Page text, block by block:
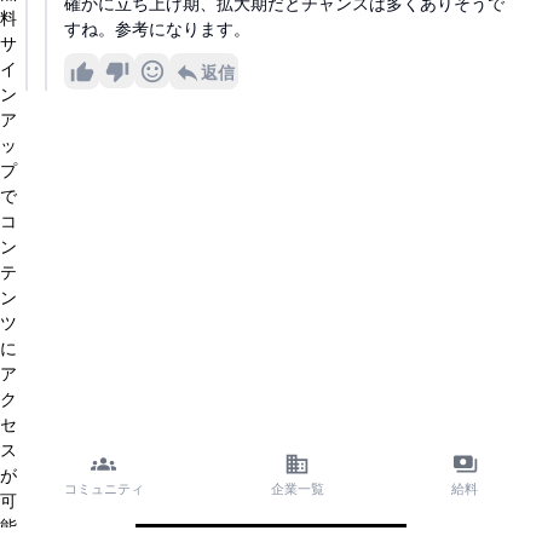
料
サ
イ
ン
ア
ッ
プ
で
コ
ン
テ
ン
ツ
に
ア
ク
セ
ス
が
可
能
すね。参考になります。
返信
コミュニティ 企業一覧 給料